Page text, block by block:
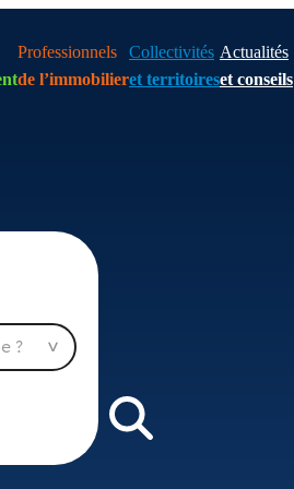
Professionnels
de l’immobilier
Collectivités
et territoires
Actualités
et conseils